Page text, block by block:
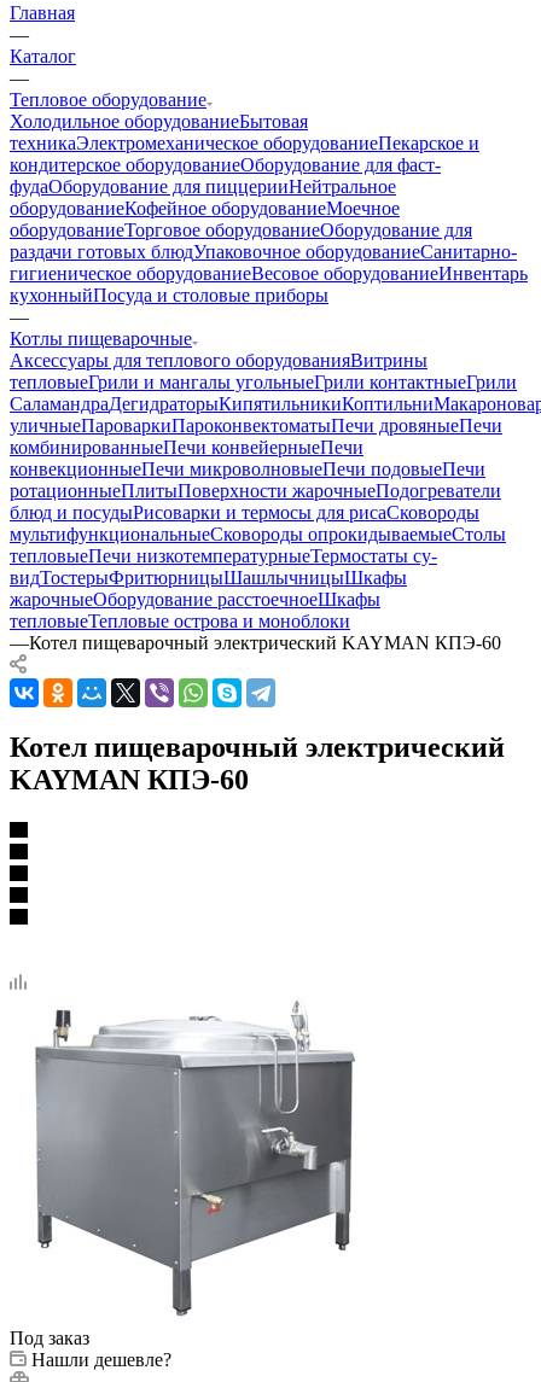
Главная
—
Каталог
—
Тепловое оборудование
Холодильное оборудованиеБытовая
техникаЭлектромеханическое оборудованиеПекарское и
кондитерское оборудованиеОборудование для фаст-
фудаОборудование для пиццерииНейтральное
оборудованиеКофейное оборудованиеМоечное
оборудованиеТорговое оборудованиеОборудование для
раздачи готовых блюдУпаковочное оборудованиеСанитарно-
гигиеническое оборудованиеВесовое оборудованиеИнвентарь
кухонныйПосуда и столовые приборы
—
Котлы пищеварочные
Аксессуары для теплового оборудованияВитрины
тепловыеГрили и мангалы угольныеГрили контактныеГрили
СаламандраДегидраторыКипятильникиКоптильни
уличныеПароваркиПароконвектоматыПечи дровяныеПечи
комбинированныеПечи конвейерныеПечи
конвекционныеПечи микроволновыеПечи подовыеПечи
ротационныеПлитыПоверхности жарочныеПодогреватели
блюд и посудыРисоварки и термосы для рисаСковороды
мультифункциональныеСковороды опрокидываемыеСтолы
тепловыеПечи низкотемпературныеТермостаты су-
видТостерыФритюрницыШашлычницыШкафы
жарочныеОборудование расстоечноеШкафы
тепловыеТепловые острова и моноблоки
—Котел пищеварочный электрический KAYMAN КПЭ-60
Котел пищеварочный электрический
KAYMAN КПЭ-60
Под заказ
Нашли дешевле?